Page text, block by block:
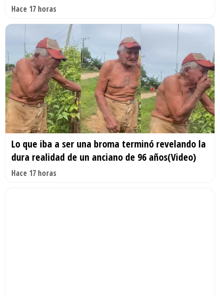
Hace 17 horas
Lo que iba a ser una broma terminó revelando la
dura realidad de un anciano de 96 años(Video)
Hace 17 horas